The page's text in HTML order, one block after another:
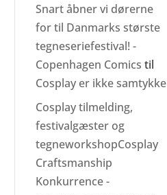
Snart åbner vi dørerne
for til Danmarks største
tegneseriefestival! -
Copenhagen Comics til
Cosplay er ikke samtykke
Cosplay tilmelding,
festivalgæster og
tegneworkshopCosplay
Craftsmanship
Konkurrence -